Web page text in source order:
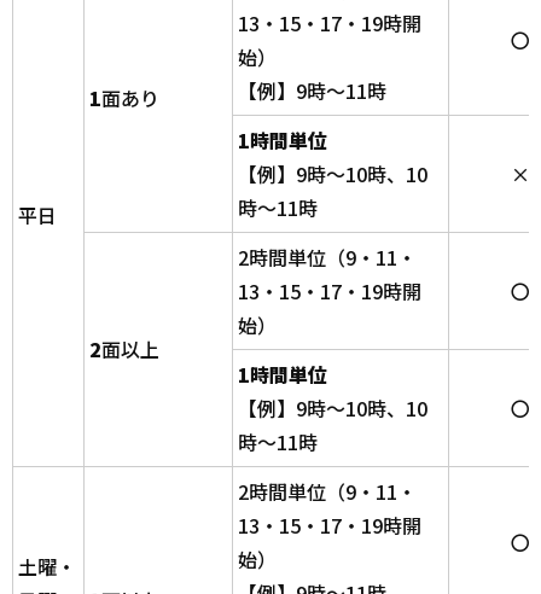
平日
1面あり
13・15・17・19時開
始）
【例】9時～11時
〇
1時間単位
【例】9時～10時、10
時～11時
×
2面以上
2時間単位（9・11・
13・15・17・19時開
始）
〇
1時間単位
【例】9時～10時、10
時～11時
〇
土曜・
2時間単位（9・11・
13・15・17・19時開
始）
〇